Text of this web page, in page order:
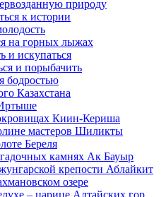
природу
к истории
на горных лыжах
и искупаться
и порыбачить
бодростью
Казахстана
Киин-Кериша
мастеров Шиликты
Береля
камнях Ак Бауыр
крепости Аблайкит
озере
– царице Алтайских гор